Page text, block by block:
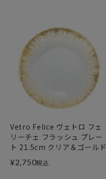
Vetro Felice ヴェトロ フェ
リーチェ フラッシュ プレー
ト 21.5cm クリア＆ゴールド
¥2,750税込